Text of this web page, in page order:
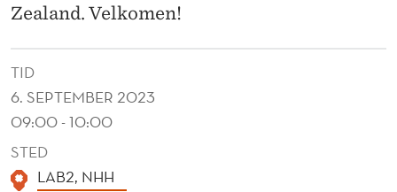
T
Y
O
F
Zealand. Velkomen!
TID
6. SEPTEMBER 2023
09:00 - 10:00
STED
LAB2, NHH